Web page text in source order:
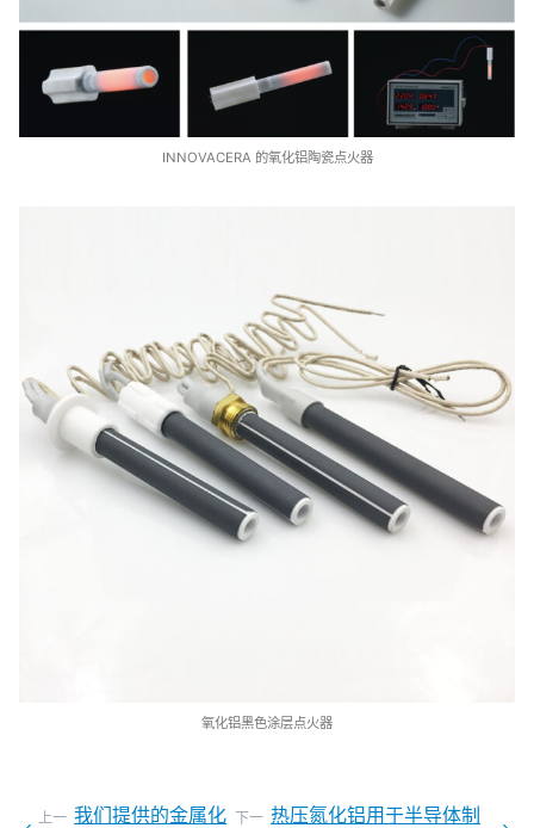
INNOVACERA 的氧化铝陶瓷点火器
氧化铝黑色涂层点火器
上一 我们提供的金属化 下一 热压氮化铝用于半导体制